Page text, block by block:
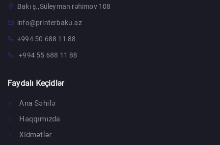
Bakı ş.,Süleyman rəhimov 108
info@printerbaku.az
+994 50 688 11 88
+994 55 688 11 88
Faydalı Keçidlər
Ana Səhifə
Haqqımızda
Xidmətlər